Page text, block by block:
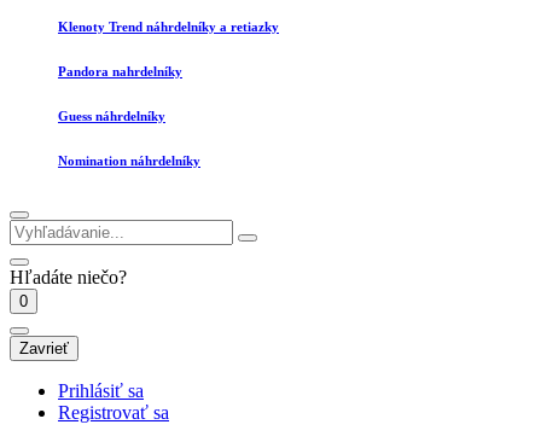
Klenoty Trend náhrdelníky a retiazky
Pandora nahrdelníky
Guess náhrdelníky
Nomination náhrdelníky
Hľadáte niečo?
0
Zavrieť
Prihlásiť sa
Registrovať sa